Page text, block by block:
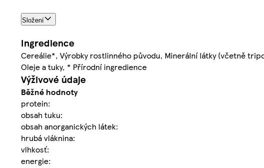
Složení
Ingredience
Cereálie*, Výrobky rostlinného původu, Minerální látky (včetně
Oleje a tuky, * Přírodní ingredience
Výživové údaje
Běžné hodnoty
protein:
obsah tuku:
obsah anorganických látek:
hrubá vláknina:
vlhkosť:
energie: